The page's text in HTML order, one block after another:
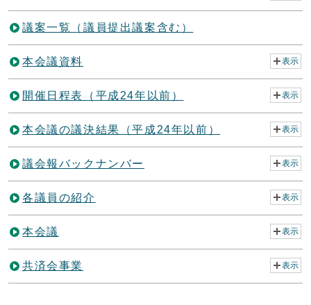
議案一覧（議員提出議案含む）
本会議資料 表示
開催日程表（平成24年以前） 表示
本会議の議決結果（平成24年以前） 表示
議会報バックナンバー 表示
各議員の紹介 表示
本会議 表示
共済会事業 表示